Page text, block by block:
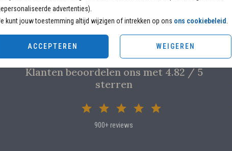
advertenties).
kunt jouw toestemming altijd wijzigen of intrekken op ons ons cookiebeleid
ACCEPTEREN WEIGEREN
Klanten beoordelen ons met 4.82 / 5
sterren
900+ reviews